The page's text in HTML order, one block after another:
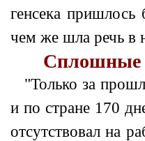
генсека
чем же шла речь в
Сплошные
"Только за
и по стране 170
отсутствовал на